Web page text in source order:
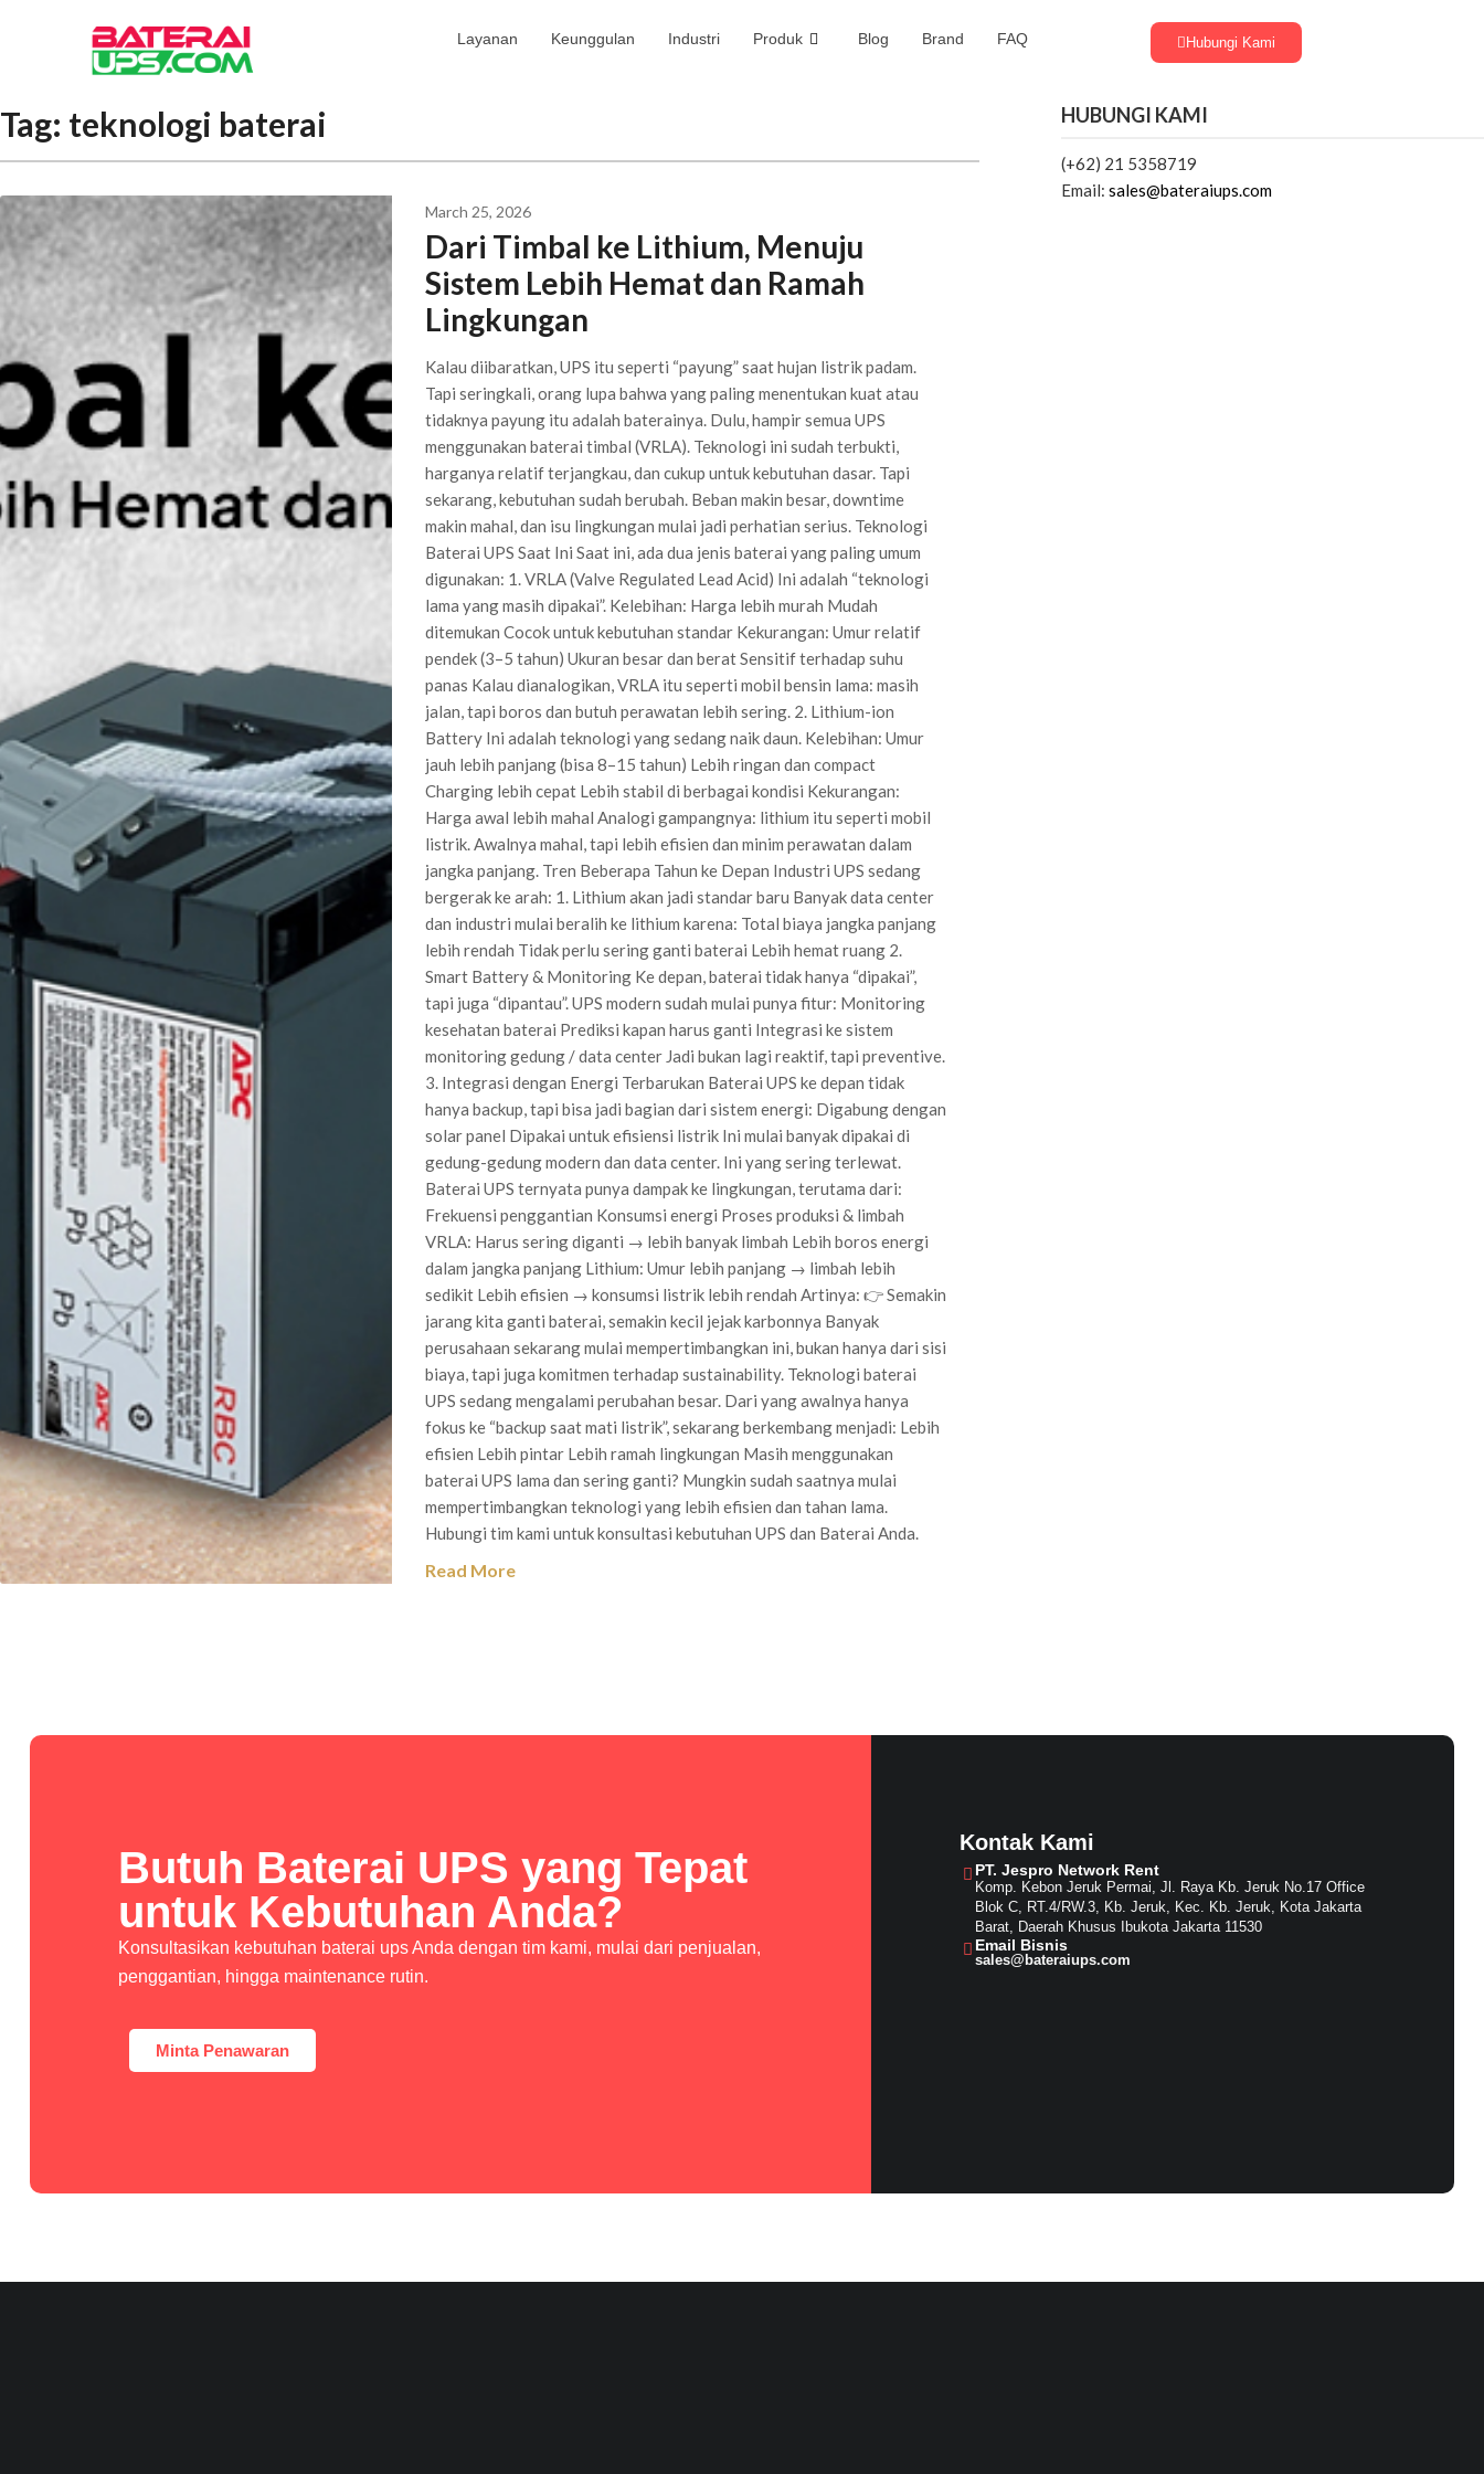
Layanan Keunggulan Industri Produk Blog Brand FAQ Hubungi Kami
Tag: teknologi baterai
March 25, 2026
Dari Timbal ke Lithium, Menuju
Sistem Lebih Hemat dan Ramah
Lingkungan
Kalau diibaratkan, UPS itu seperti “payung” saat hujan listrik padam.
Tapi seringkali, orang lupa bahwa yang paling menentukan kuat atau
tidaknya payung itu adalah baterainya. Dulu, hampir semua UPS
menggunakan baterai timbal (VRLA). Teknologi ini sudah terbukti,
harganya relatif terjangkau, dan cukup untuk kebutuhan dasar. Tapi
sekarang, kebutuhan sudah berubah. Beban makin besar, downtime
makin mahal, dan isu lingkungan mulai jadi perhatian serius. Teknologi
Baterai UPS Saat Ini Saat ini, ada dua jenis baterai yang paling umum
digunakan: 1. VRLA (Valve Regulated Lead Acid) Ini adalah “teknologi
lama yang masih dipakai”. Kelebihan: Harga lebih murah Mudah
ditemukan Cocok untuk kebutuhan standar Kekurangan: Umur relatif
pendek (3–5 tahun) Ukuran besar dan berat Sensitif terhadap suhu
panas Kalau dianalogikan, VRLA itu seperti mobil bensin lama: masih
jalan, tapi boros dan butuh perawatan lebih sering. 2. Lithium-ion
Battery Ini adalah teknologi yang sedang naik daun. Kelebihan: Umur
jauh lebih panjang (bisa 8–15 tahun) Lebih ringan dan compact
Charging lebih cepat Lebih stabil di berbagai kondisi Kekurangan:
Harga awal lebih mahal Analogi gampangnya: lithium itu seperti mobil
listrik. Awalnya mahal, tapi lebih efisien dan minim perawatan dalam
jangka panjang. Tren Beberapa Tahun ke Depan Industri UPS sedang
bergerak ke arah: 1. Lithium akan jadi standar baru Banyak data center
dan industri mulai beralih ke lithium karena: Total biaya jangka panjang
lebih rendah Tidak perlu sering ganti baterai Lebih hemat ruang 2.
Smart Battery & Monitoring Ke depan, baterai tidak hanya “dipakai”,
tapi juga “dipantau”. UPS modern sudah mulai punya fitur: Monitoring
kesehatan baterai Prediksi kapan harus ganti Integrasi ke sistem
monitoring gedung / data center Jadi bukan lagi reaktif, tapi preventive.
3. Integrasi dengan Energi Terbarukan Baterai UPS ke depan tidak
hanya backup, tapi bisa jadi bagian dari sistem energi: Digabung dengan
solar panel Dipakai untuk efisiensi listrik Ini mulai banyak dipakai di
gedung-gedung modern dan data center. Ini yang sering terlewat.
Baterai UPS ternyata punya dampak ke lingkungan, terutama dari:
Frekuensi penggantian Konsumsi energi Proses produksi & limbah
VRLA: Harus sering diganti → lebih banyak limbah Lebih boros energi
dalam jangka panjang Lithium: Umur lebih panjang → limbah lebih
sedikit Lebih efisien → konsumsi listrik lebih rendah Artinya: 👉 Semakin
jarang kita ganti baterai, semakin kecil jejak karbonnya Banyak
perusahaan sekarang mulai mempertimbangkan ini, bukan hanya dari sisi
biaya, tapi juga komitmen terhadap sustainability. Teknologi baterai
UPS sedang mengalami perubahan besar. Dari yang awalnya hanya
fokus ke “backup saat mati listrik”, sekarang berkembang menjadi: Lebih
efisien Lebih pintar Lebih ramah lingkungan Masih menggunakan
baterai UPS lama dan sering ganti? Mungkin sudah saatnya mulai
mempertimbangkan teknologi yang lebih efisien dan tahan lama.
Hubungi tim kami untuk konsultasi kebutuhan UPS dan Baterai Anda.
Read More
HUBUNGI KAMI
(+62) 21 5358719
Email: sales@bateraiups.com
Butuh Baterai UPS yang Tepat
untuk Kebutuhan Anda?
Konsultasikan kebutuhan baterai ups Anda dengan tim kami, mulai dari penjualan,
penggantian, hingga maintenance rutin.
Minta Penawaran
Kontak Kami
PT. Jespro Network Rent​
Komp. Kebon Jeruk Permai, Jl. Raya Kb. Jeruk No.17 Office
Blok C, RT.4/RW.3, Kb. Jeruk, Kec. Kb. Jeruk, Kota Jakarta
Barat, Daerah Khusus Ibukota Jakarta 11530
Email Bisnis​
sales@bateraiups.com